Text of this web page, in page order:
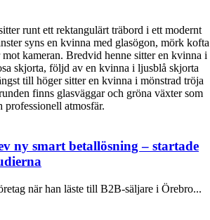
ny smart betallösning – startade
när han läste till B2B-säljare i Örebro...